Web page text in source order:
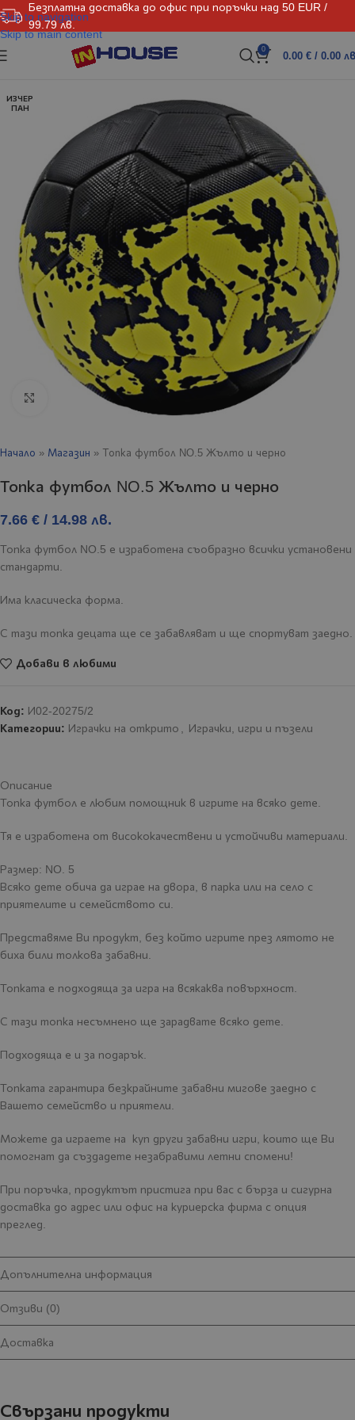
Безплатна доставка до офис при поръчки над 50 EUR /
99.79 лв.
Skip to navigation
Skip to main content
0
0.00 € / 0.00
ИЗЧЕР
ПАН
Click to enlarge
Начало » Магазин » Топка футбол NO.5 Жълто и черно
Топка футбол NO.5 Жълто и черно
7.66 € / 14.98 лв.
Топка футбол NO.5 е изработена съобразно всички установени
стандарти.
Има класическа форма.
С тази топка децата ще се забавляват и ще спортуват заедно.
Добави в любими
Код: И02-20275/2
Категории: Играчки на открито Играчки, игри и пъзели
Описание
Топка футбол е любим помощник в игрите на всяко дете.
Тя е изработена от висококачествени и устойчиви материали.
Размер: NO. 5
Всяко дете обича да играе на двора, в парка или на село с
приятелите и семейството си.
Представяме Ви продукт, без който игрите през лятото не
биха били толкова забавни.
Топката е подходяща за игра на всякаква повърхност.
С тази топка несъмнено ще зарадвате всяко дете.
Подходяща е и за подарък.
Топката гарантира безкрайните забавни мигове заедно с
Вашето семейство и приятели.
Можете да играете на куп други забавни игри, които ще Ви
помогнат да създадете незабравими летни спомени!
При поръчка, продуктът пристига при вас с бърза и сигурна
доставка до адрес или офис на куриерска фирма с опция
преглед.
Допълнителна информация
Отзиви (0)
Доставка
Свързани продукти